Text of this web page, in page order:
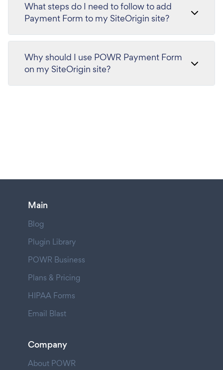
What steps do I need to follow to add
Payment Form to my SiteOrigin site?
Why should I use POWR Payment Form
on my SiteOrigin site?
Main
Blog
Plugin Library
POWR Business
Plans & Pricing
HIPAA Forms
Email Blast
Company
About POWR